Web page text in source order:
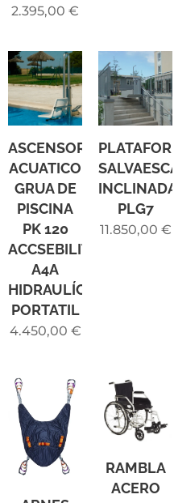
2.395,00 €
ASCENSOR
ACUATICO
GRUA DE
PISCINA
PK 120
ACCSEBILITY
A4A
HIDRAULÍCO
PORTATIL
4.450,00 €
INCLINADA
PLG7
11.850,00 €
RAMBLA
ACERO